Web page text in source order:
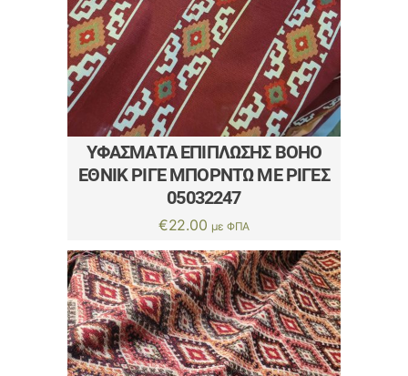
ΥΦΆΣΜΑΤΑ ΕΠΊΠΛΩΣΗΣ BOHO
ΈΘΝΙΚ ΡΙΓΈ ΜΠΟΡΝΤΏ ΜΕ ΡΊΓΕΣ
05032247
€22.00 με ΦΠΑ